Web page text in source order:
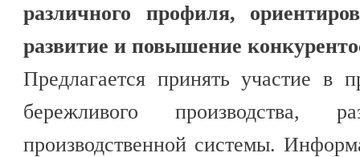
различного профиля,
развитие и повышение
Предлагается принять участие в
бережливого производства,
производственной системы.